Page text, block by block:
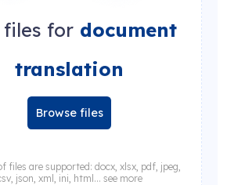
files for document
translation
Browse files
files are supported: docx, xlsx, pdf, jpeg,
json, xml, ini, html... see more